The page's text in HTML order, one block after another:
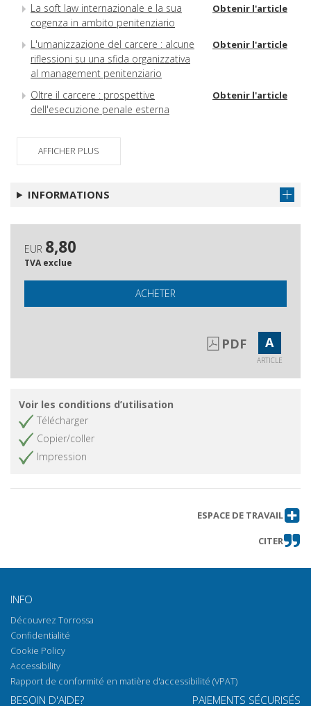
La soft law internazionale e la sua
cogenza in ambito penitenziario
Obtenir l'article
L'umanizzazione del carcere : alcune
riflessioni su una sfida organizzativa
al management penitenziario
Obtenir l'article
Oltre il carcere : prospettive
dell'esecuzione penale esterna
Obtenir l'article
AFFICHER PLUS
INFORMATIONS
EUR 8,80
TVA exclue
ACHETER
PDF A
ARTICLE
Voir les conditions d’utilisation
Télécharger
Copier/coller
Impression
ESPACE DE TRAVAIL
CITER
INFO
Découvrez Torrossa
Confidentialité
Cookie Policy
Accessibility
Rapport de conformité en matière d'accessibilité (VPAT)
BESOIN D'AIDE? PAIEMENTS SÉCURISÉS